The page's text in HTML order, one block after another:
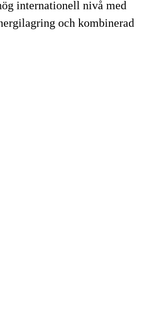
internationell nivå med
och kombinerad